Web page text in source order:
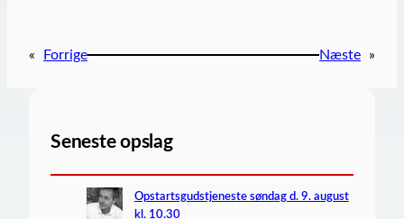
« Forrige Næste »
Seneste opslag
Opstartsgudstjeneste søndag d. 9. august
kl. 10.30